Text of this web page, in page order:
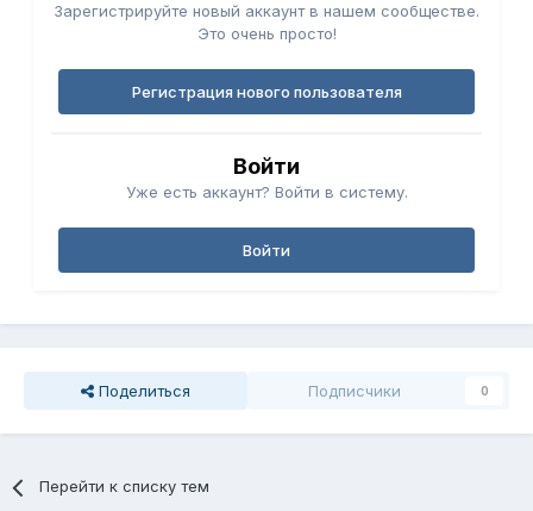
Зарегистрируйте новый аккаунт в нашем сообществе.
Это очень просто!
Регистрация нового пользователя
Войти
Уже есть аккаунт? Войти в систему.
Войти
Поделиться Подписчики 0
Перейти к списку тем